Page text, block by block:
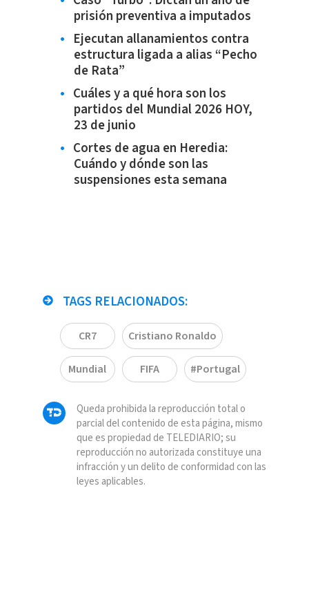
prisión preventiva a imputados
Ejecutan allanamientos contra
estructura ligada a alias “Pecho
de Rata”
Cuáles y a qué hora son los
partidos del Mundial 2026 HOY,
23 de junio
Cortes de agua en Heredia:
Cuándo y dónde son las
suspensiones esta semana
TAGS RELACIONADOS:
CR7 Cristiano Ronaldo
Mundial FIFA #Portugal
Queda prohibida la reproducción total o
parcial del contenido de esta página, mismo
que es propiedad de TELEDIARIO; su
reproducción no autorizada constituye una
infracción y un delito de conformidad con las
leyes aplicables.